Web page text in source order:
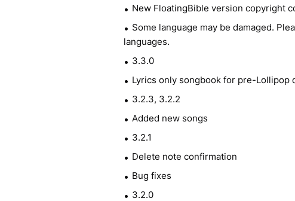
New FloatingBible version copyright
Some language may be damaged.
languages.
3.3.0
Lyrics only songbook for pre-Lollipop
3.2.3, 3.2.2
Added new songs
3.2.1
Delete note confirmation
Bug fixes
3.2.0